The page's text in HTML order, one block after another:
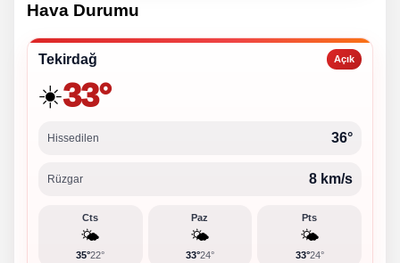
Hava Durumu
Tekirdağ Açık
☀️33°
Hissedilen 36°
Rüzgar 8 km/s
Cts
🌤️
35°22°
Paz
🌤️
33°24°
Pts
🌤️
33°24°